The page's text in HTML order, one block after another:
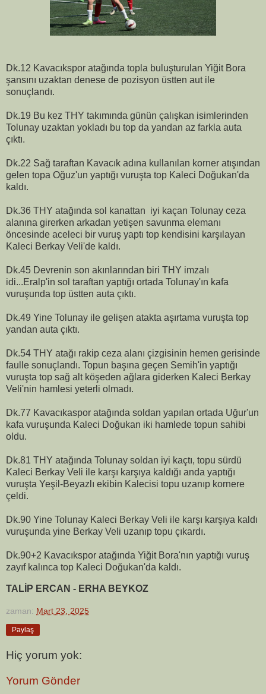
Dk.12 Kavacıkspor atağında topla buluşturulan Yiğit Bora
şansını uzaktan denese de pozisyon üstten aut ile
sonuçlandı.
Dk.19 Bu kez THY takımında günün çalışkan isimlerinden
Tolunay uzaktan yokladı bu top da yandan az farkla auta
çıktı.
Dk.22 Sağ taraftan Kavacık adına kullanılan korner atışından
gelen topa Oğuz'un yaptığı vuruşta top Kaleci Doğukan'da
kaldı.
Dk.36 THY atağında sol kanattan iyi kaçan Tolunay ceza
alanına girerken arkadan yetişen savunma elemanı
öncesinde aceleci bir vuruş yaptı top kendisini karşılayan
Kaleci Berkay Veli'de kaldı.
Dk.45 Devrenin son akınlarından biri THY imzalı
idi...Eralp'in sol taraftan yaptığı ortada Tolunay'ın kafa
vuruşunda top üstten auta çıktı.
Dk.49 Yine Tolunay ile gelişen atakta aşırtama vuruşta top
yandan auta çıktı.
Dk.54 THY atağı rakip ceza alanı çizgisinin hemen gerisinde
faulle sonuçlandı. Topun başına geçen Semih'in yaptığı
vuruşta top sağ alt köşeden ağlara giderken Kaleci Berkay
Veli'nin hamlesi yeterli olmadı.
Dk.77 Kavacıkaspor atağında soldan yapılan ortada Uğur'un
kafa vuruşunda Kaleci Doğukan iki hamlede topun sahibi
oldu.
Dk.81 THY atağında Tolunay soldan iyi kaçtı, topu sürdü
Kaleci Berkay Veli ile karşı karşıya kaldığı anda yaptığı
vuruşta Yeşil-Beyazlı ekibin Kalecisi topu uzanıp kornere
çeldi.
Dk.90 Yine Tolunay Kaleci Berkay Veli ile karşı karşıya kaldı
vuruşunda yine Berkay Veli uzanıp topu çıkardı.
Dk.90+2 Kavacıkspor atağında Yiğit Bora'nın yaptığı vuruş
zayıf kalınca top Kaleci Doğukan'da kaldı.
TALİP ERCAN - ERHA BEYKOZ
zaman: Mart 23, 2025
Paylaş
Hiç yorum yok:
Yorum Gönder